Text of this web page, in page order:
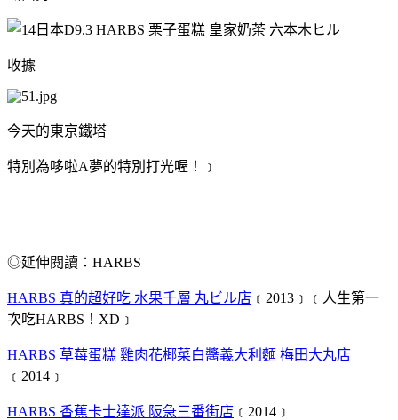
收據
今天的東京鐵塔
特別為哆啦A夢的特別打光喔！﹞
◎延伸閱讀：HARBS
HARBS 真的超好吃 水果千層 丸ビル店 ﹝2013﹞﹝人生第一
次吃HARBS！XD﹞
HARBS 草莓蛋糕 雞肉花椰菜白醬義大利麵 梅田大丸店
﹝2014﹞
HARBS 香蕉卡士達派 阪急三番街店 ﹝2014﹞